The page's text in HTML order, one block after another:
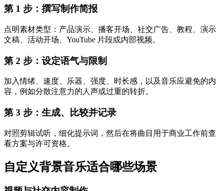
第 1 步：撰写制作简报
点明素材类型：产品演示、播客开场、社交广告、教程、演示
文稿、活动开场、YouTube 片段或内部视频。
第 2 步：设定语气与限制
加入情绪、速度、乐器、强度、时长感，以及音乐应避免的内
容，例如分散注意力的人声或过重的转折。
第 3 步：生成、比较并记录
对照剪辑试听，细化提示词，然后在将曲目用于商业工作前查
看方案与许可资格。
自定义背景音乐适合哪些场景